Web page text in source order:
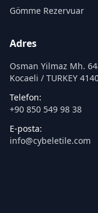
Gömme Rezervuar
Adres
Osman Yilmaz Mh.
Kocaeli / TURKEY
Telefon:
+90 850 549 98 38
E-posta:
info@cybeletile.com